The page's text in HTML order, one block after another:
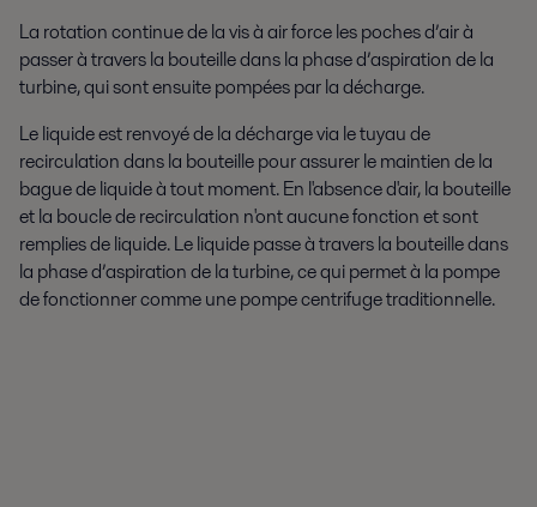
La rotation continue de la vis à air force les poches d’air à
passer à travers la bouteille dans la phase d’aspiration de la
turbine, qui sont ensuite pompées par la décharge.
Le liquide est renvoyé de la décharge via le tuyau de
recirculation dans la bouteille pour assurer le maintien de la
bague de liquide à tout moment. En l'absence d'air, la bouteille
et la boucle de recirculation n'ont aucune fonction et sont
remplies de liquide. Le liquide passe à travers la bouteille dans
la phase d’aspiration de la turbine, ce qui permet à la pompe
de fonctionner comme une pompe centrifuge traditionnelle.